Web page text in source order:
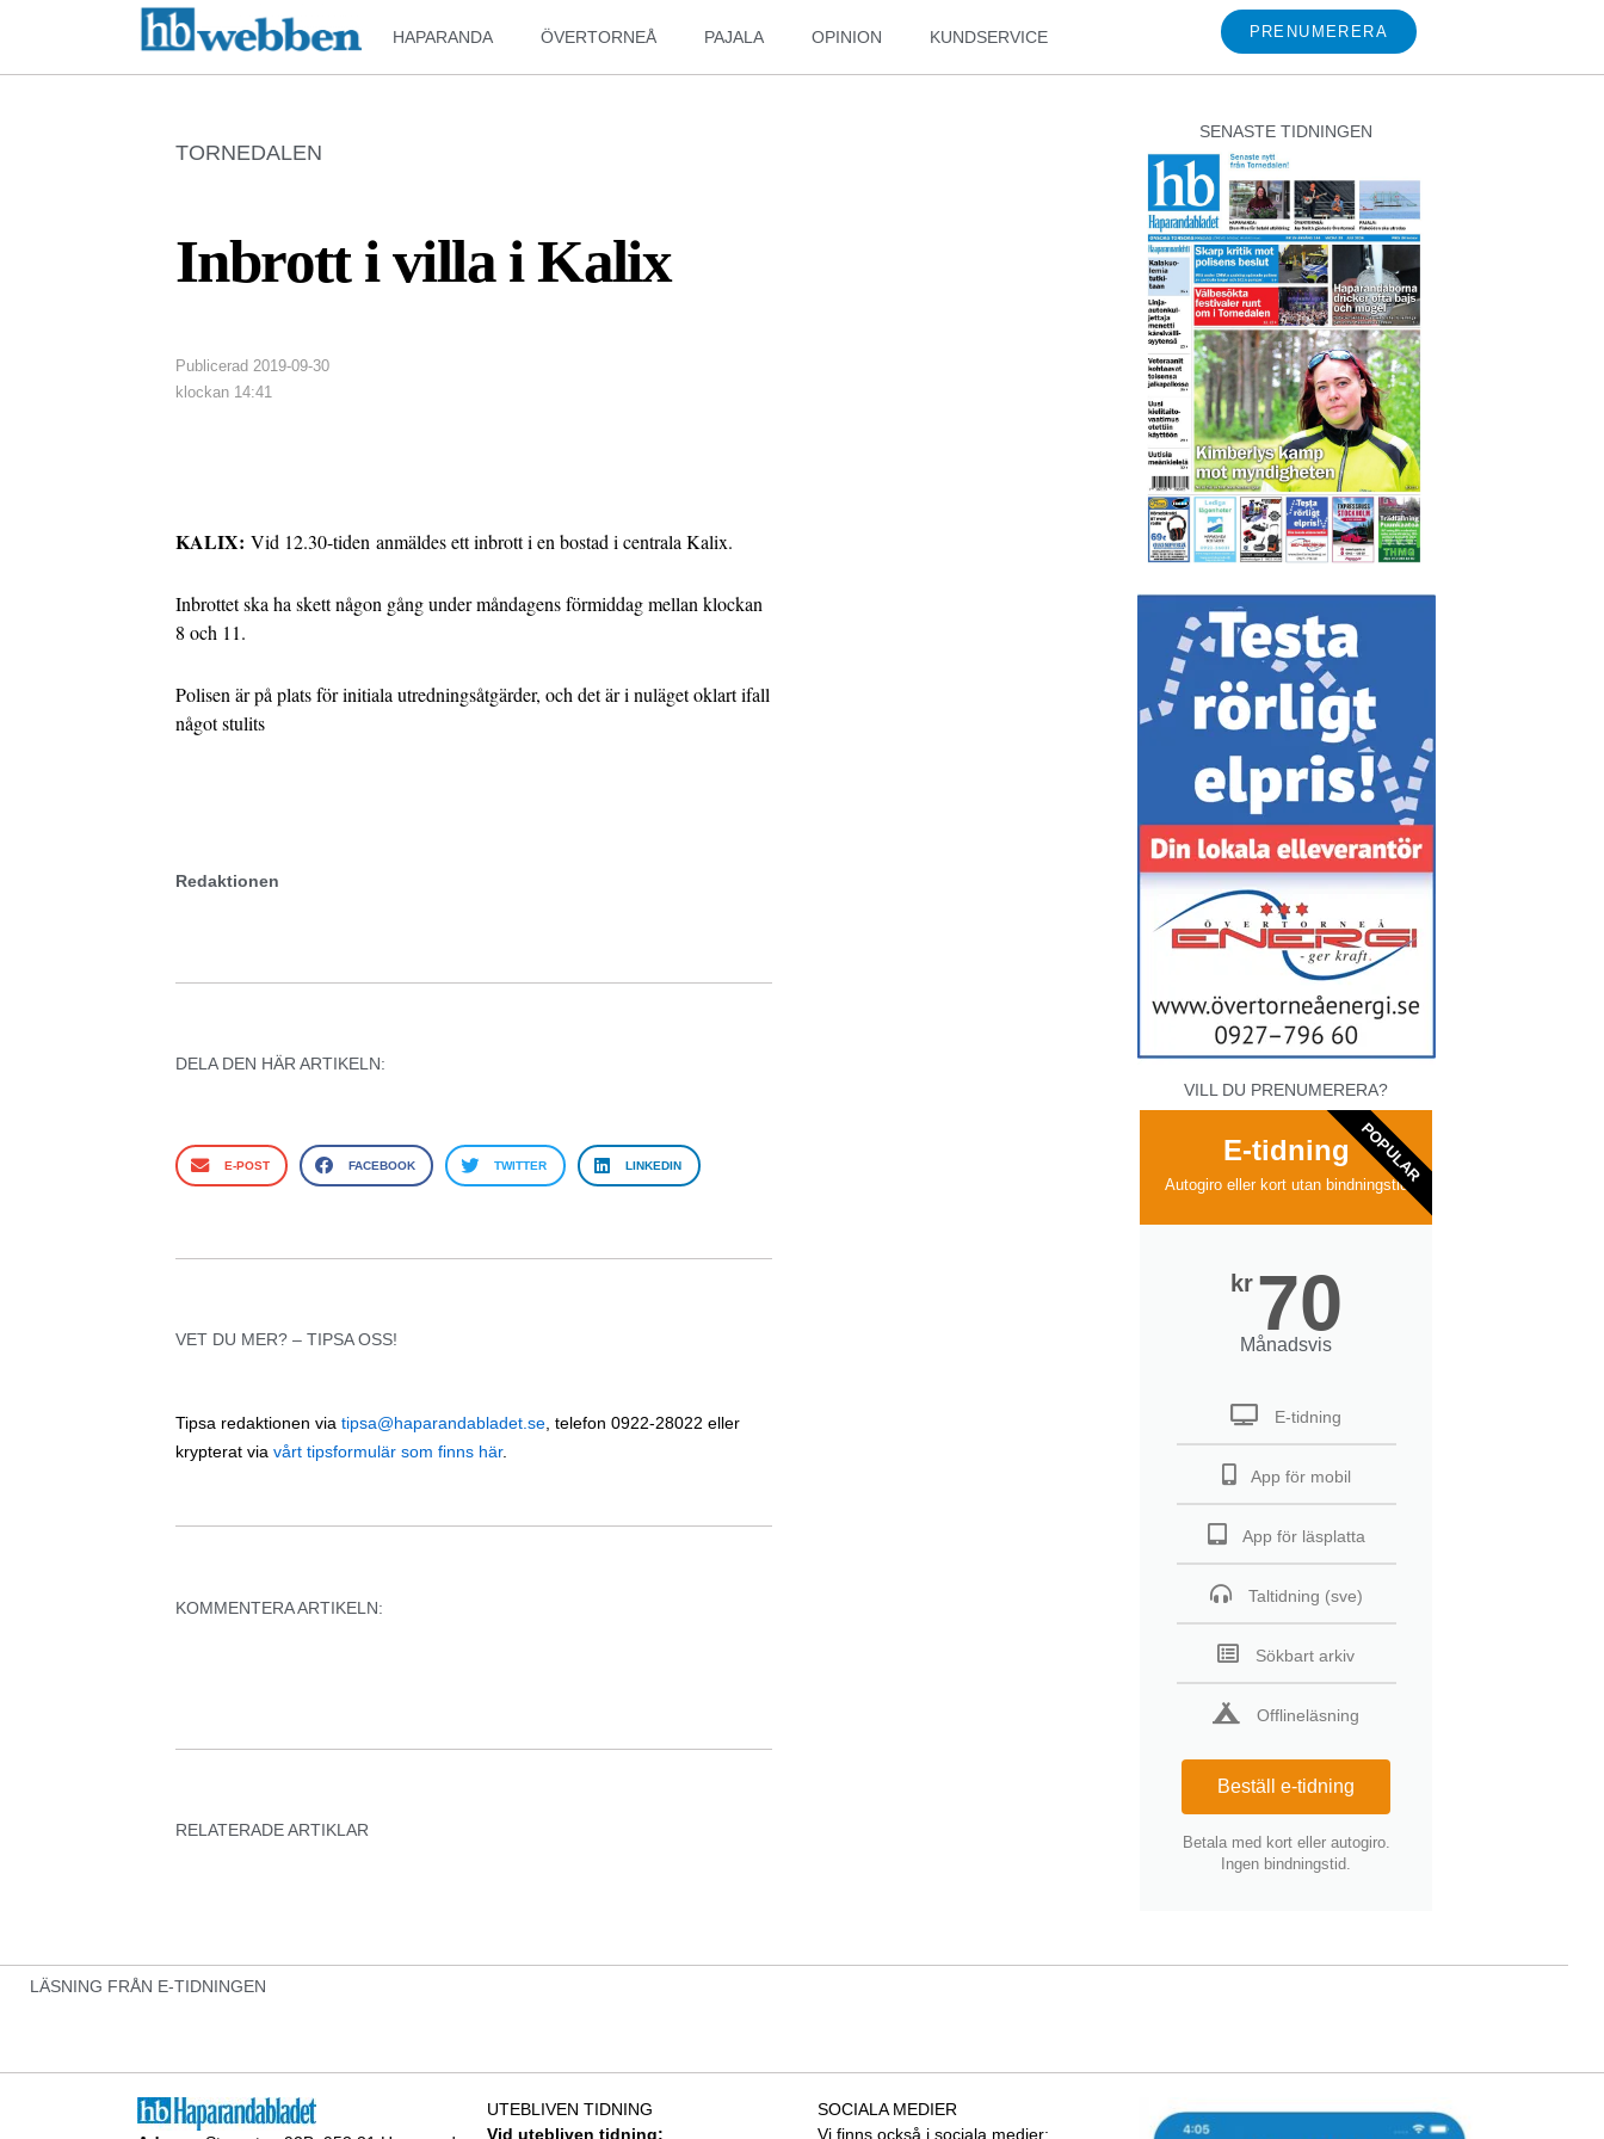
HAPARANDA ÖVERTORNEÅ PAJALA OPINION KUNDSERVICE PRENUMERERA
TORNEDALEN
Inbrott i villa i Kalix
Publicerad 2019-09-30
klockan 14:41
KALIX: Vid 12.30-tiden anmäldes ett inbrott i en bostad i centrala Kalix.
Inbrottet ska ha skett någon gång under måndagens förmiddag mellan klockan
8 och 11.
Polisen är på plats för initiala utredningsåtgärder, och det är i nuläget oklart ifall
något stulits
Redaktionen
DELA DEN HÄR ARTIKELN:
E-POST FACEBOOK TWITTER LINKEDIN
VET DU MER? – TIPSA OSS!
Tipsa redaktionen via tipsa@haparandabladet.se , telefon 0922-28022 eller
krypterat via vårt tipsformulär som finns här.
KOMMENTERA ARTIKELN:
RELATERADE ARTIKLAR
SENASTE TIDNINGEN
VILL DU PRENUMERERA?
E-tidning
Autogiro eller kort utan bindningstid
kr 70
Månadsvis
E-tidning
App för mobil
App för läsplatta
Taltidning (sve)
Sökbart arkiv
Offlineläsning
Beställ e-tidning
Betala med kort eller autogiro.
Ingen bindningstid.
POPULAR
LÄSNING FRÅN E-TIDNINGEN
UTEBLIVEN TIDNING
Vid utebliven tidning:
SOCIALA MEDIER
Vi finns också i sociala medier: